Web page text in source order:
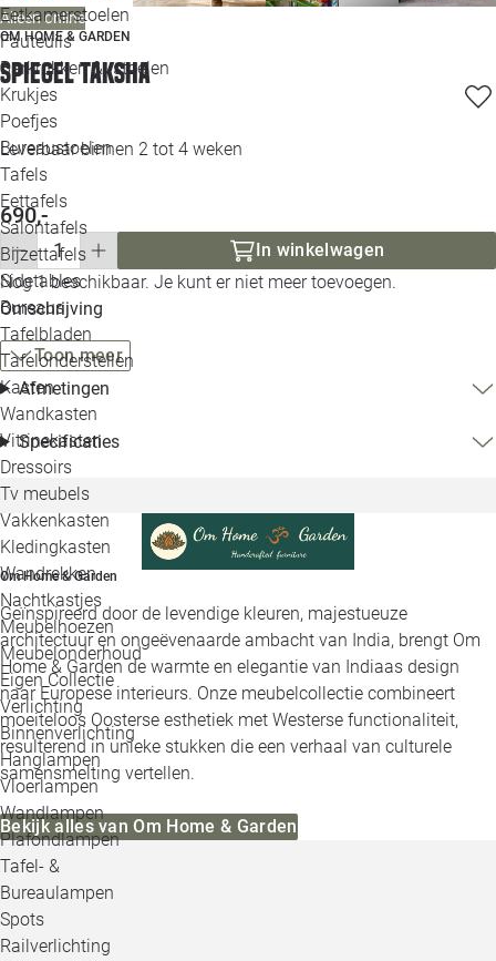
Eetkamerstoelen
Fauteuils
Barkrukken & -stoelen
Krukjes
Poefjes
Bureaustoelen
Tafels
Eettafels
Salontafels
Bijzettafels
Sidetables
Bureaus
Tafelbladen
Tafelonderstellen
Kasten
Wandkasten
Vitrinekasten
Dressoirs
Tv meubels
Vakkenkasten
Kledingkasten
Wandrekken
Nachtkastjes
Meubelhoezen
Meubelonderhoud
Eigen Collectie
Verlichting
Binnenverlichting
Hanglampen
Vloerlampen
Wandlampen
Plafondlampen
Tafel- &
Bureaulampen
Spots
Railverlichting
Alleen online
OM HOME & GARDEN
Spiegel Taksha
Leverbaar binnen 2 tot 4 weken
690,-
In winkelwagen
Nog 1 beschikbaar. Je kunt er niet meer toevoegen.
Omschrijving
Toon meer
Afmetingen
Specificaties
Om Home & Garden
Geïnspireerd door de levendige kleuren, majestueuze
architectuur en ongeëvenaarde ambacht van India, brengt Om
Home & Garden de warmte en elegantie van Indiaas design
naar Europese interieurs. Onze meubelcollectie combineert
moeiteloos Oosterse esthetiek met Westerse functionaliteit,
resulterend in unieke stukken die een verhaal van culturele
samensmelting vertellen.
Bekijk alles van Om Home & Garden